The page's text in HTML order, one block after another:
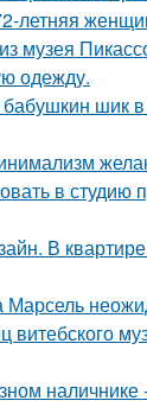
летняя
музея
одежду.
шик
в студию
В
витебского
наличнике